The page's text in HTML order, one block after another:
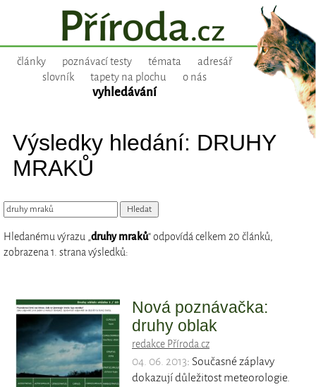
články poznávací testy témata
adresář
slovník
tapety na plochu o nás
vyhledávání
Výsledky hledání: DRUHY
MRAKŮ
Hledanému výrazu „druhy mraků“ odpovídá celkem 20 článků,
zobrazena 1. strana výsledků:
Nová poznávačka:
druhy oblak
redakce Příroda.cz
04. 06. 2013: Současné záplavy
dokazují důležitost meteorologie.